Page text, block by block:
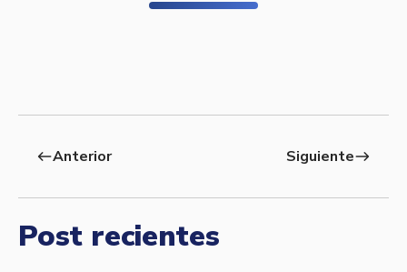
westAnterior Siguienteeast
Post recientes